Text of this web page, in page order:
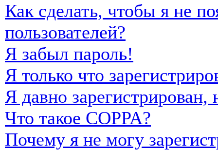
Как сделать, чтобы я не
пользователей?
Я забыл пароль!
Я только что
Я давно
Что такое COPPA?
Почему я не могу